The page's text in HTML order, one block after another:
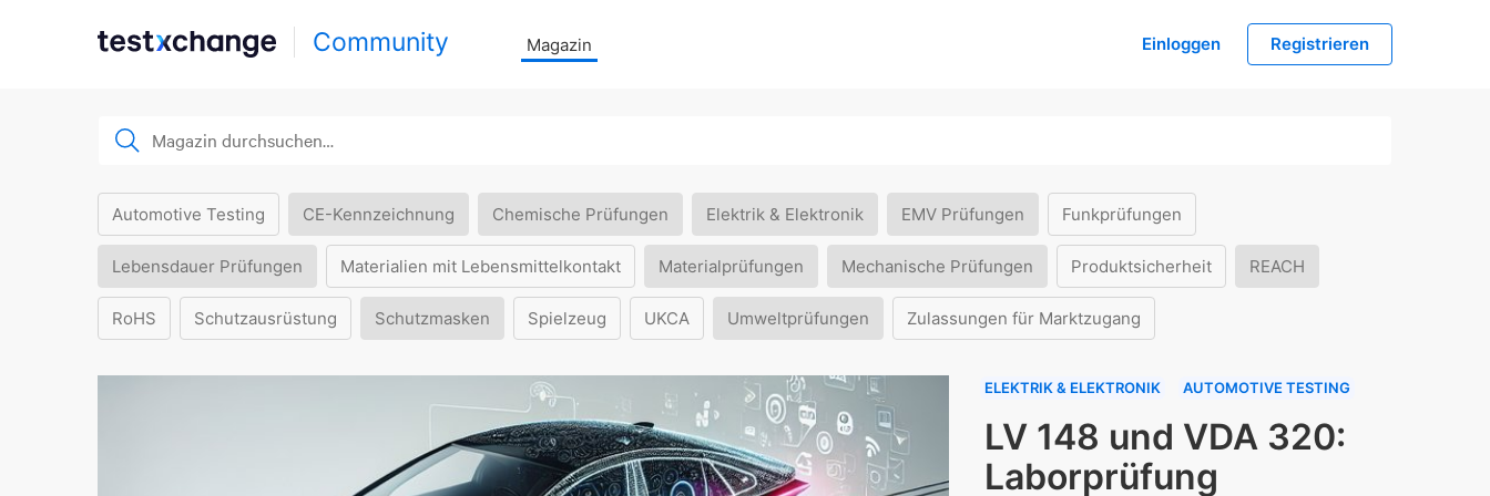
Community Magazin Einloggen Registrieren
Automotive Testing CE-Kennzeichnung Chemische Prüfungen Elektrik & Elektronik EMV Prüfungen Funkprüfungen
Lebensdauer Prüfungen Materialien mit Lebensmittelkontakt Materialprüfungen Mechanische Prüfungen Produktsicherheit REACH
RoHS Schutzausrüstung Schutzmasken Spielzeug UKCA Umweltprüfungen Zulassungen für Marktzugang
ELEKTRIK & ELEKTRONIK AUTOMOTIVE TESTING
LV 148 und VDA 320:
Laborprüfung